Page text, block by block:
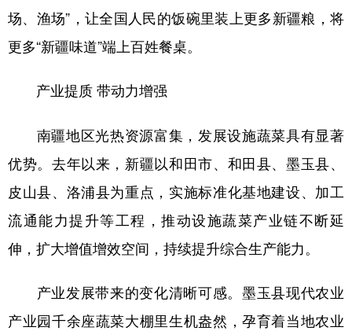
新疆 内蒙古 黑龙江
English Español
Русский язык 日本語 한국어
Deutsch Português
场、渔场”，让全国人民的饭碗里装上更多新疆粮，将
更多“新疆味道”端上百姓餐桌。
产业提质 带动力增强
南疆地区光热资源富集，发展设施蔬菜具有显著
优势。去年以来，新疆以和田市、和田县、墨玉县、
皮山县、洛浦县为重点，实施标准化基地建设、加工
流通能力提升等工程，推动设施蔬菜产业链不断延
伸，扩大增值增效空间，持续提升综合生产能力。
产业发展带来的变化清晰可感。墨玉县现代农业
产业园千余座蔬菜大棚里生机盎然，孕育着当地农业